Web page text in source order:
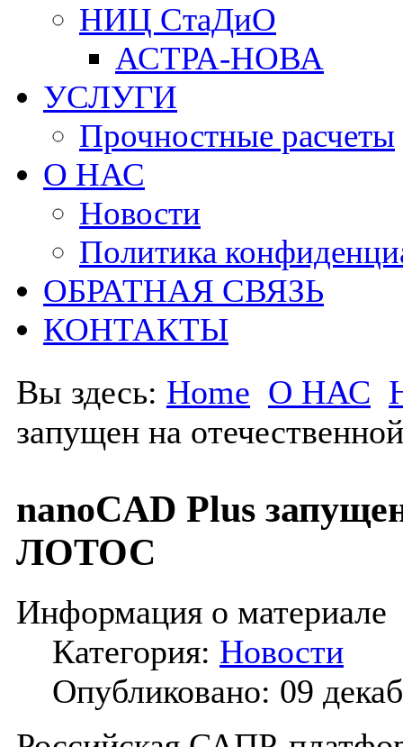
НИЦ СтаДиО
АСТРА-НОВА
УСЛУГИ
Прочностные расчеты
О НАС
Новости
Политика
ОБРАТНАЯ СВЯЗЬ
КОНТАКТЫ
Вы здесь: Home О НАС
запущен на
nanoCAD Plus
ЛОТОС
Информация о материале
Категория: Новости
Опубликовано: 09